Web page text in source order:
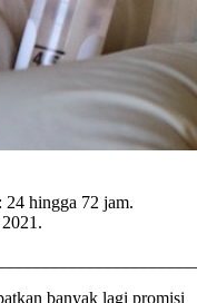
hingga 72 jam.
banyak lagi promisi